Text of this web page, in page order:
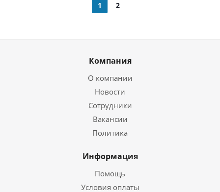
1 2
Компания
О компании
Новости
Сотрудники
Вакансии
Политика
Информация
Помощь
Условия оплаты